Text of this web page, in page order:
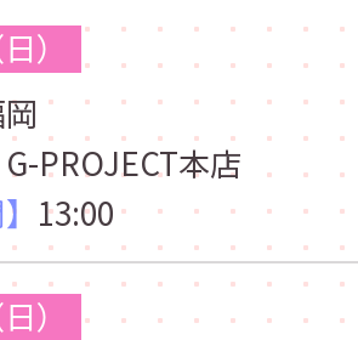
）
G-PROJECT本店
13:00
）